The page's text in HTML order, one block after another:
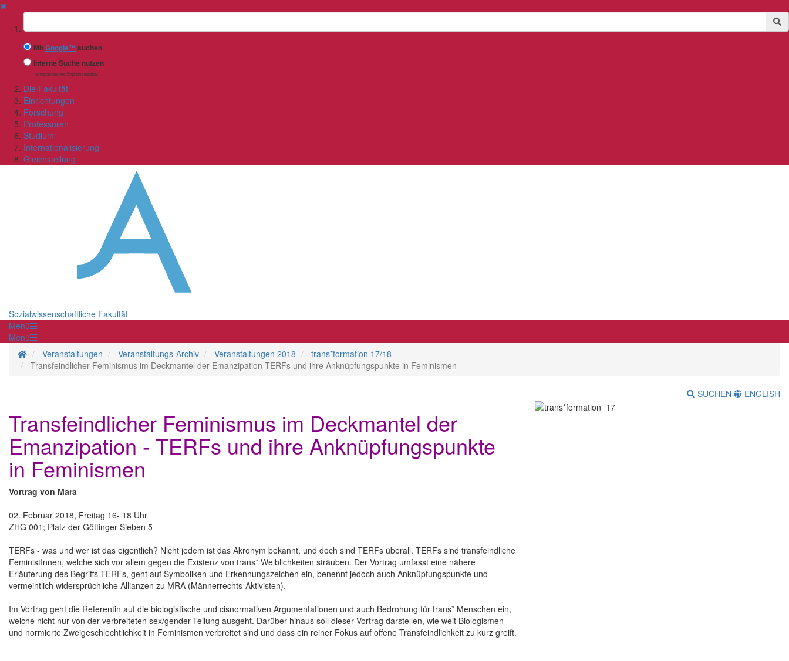
✖
Suchbegriff
MitGoogle™ suchen
Interne Suche nutzen
(eingeschränkte Ergebnisqualität)
Die Fakultät
Einrichtungen
Forschung
Professuren
Studium
Internationalisierung
Gleichstellung
Sozialwissenschaftliche Fakultät
Menü
Menü
Startseite
Veranstaltungen Veranstaltungs-Archiv Veranstaltungen 2018
trans*formation 17/18
Transfeindlicher Feminismus im Deckmantel der Emanzipation TERFs und ihre Anknüpfungspunkte in Feminismen
SUCHEN ENGLISH
Transfeindlicher Feminismus im Deckmantel der
Emanzipation - TERFs und ihre Anknüpfungspunkte
in Feminismen
Vortrag von Mara
02. Februar 2018, Freitag 16- 18 Uhr
ZHG 001; Platz der Göttinger Sieben 5
TERFs - was und wer ist das eigentlich? Nicht jedem ist das Akronym bekannt, und doch sind TERFs überall. TERFs sind transfeindliche
FeministInnen, welche sich vor allem gegen die Existenz von trans* Weiblichkeiten sträuben. Der Vortrag umfasst eine nähere
Erläuterung des Begriffs TERFs, geht auf Symboliken und Erkennungszeichen ein, benennt jedoch auch Anknüpfungspunkte und
vermeintlich widersprüchliche Allianzen zu MRA (Männerrechts-Aktivisten).
Im Vortrag geht die Referentin auf die biologistische und cisnormativen Argumentationen und auch Bedrohung für trans* Menschen ein,
welche nicht nur von der verbreiteten sex/gender-Teilung ausgeht. Darüber hinaus soll dieser Vortrag darstellen, wie weit Biologismen
und normierte Zweigeschlechtlichkeit in Feminismen verbreitet sind und dass ein reiner Fokus auf offene Transfeindlichkeit zu kurz greift.